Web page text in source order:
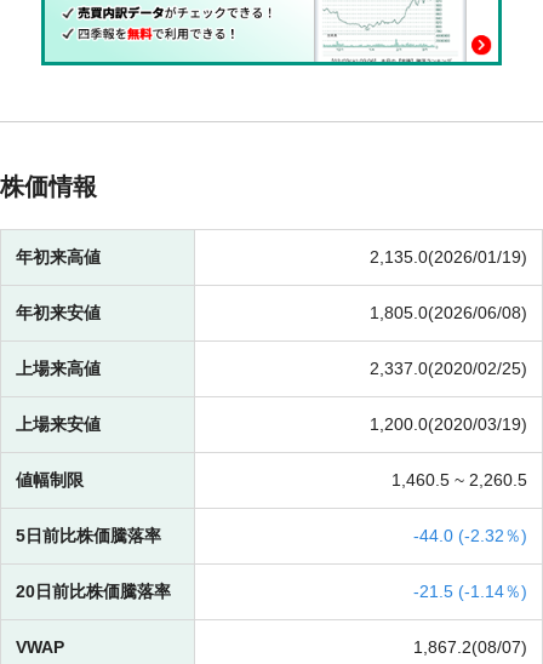
株価情報
年初来高値 2,135.0(2026/01/19)
年初来安値 1,805.0(2026/06/08)
上場来高値 2,337.0(2020/02/25)
上場来安値 1,200.0(2020/03/19)
値幅制限 1,460.5 ~ 2,260.5
5日前比株価騰落率 -44.0 (-2.32％)
20日前比株価騰落率 -21.5 (-1.14％)
VWAP 1,867.2(08/07)